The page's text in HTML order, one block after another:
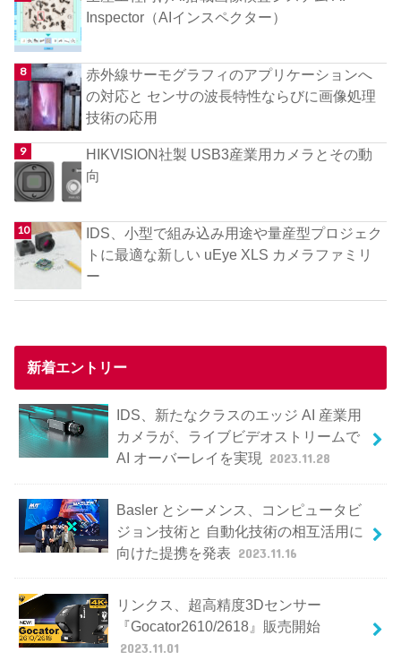
Inspector（AIインスペクター）
赤外線サーモグラフィのアプリケーションへ
の対応と センサの波長特性ならびに画像処理
技術の応用
HIKVISION社製 USB3産業用カメラとその動
向
IDS、小型で組み込み用途や量産型プロジェク
トに最適な新しい uEye XLS カメラファミリ
ー
新着エントリー
IDS、新たなクラスのエッジ AI 産業用
カメラが、ライブビデオストリームで
AI オーバーレイを実現
2023.11.28
Basler とシーメンス、コンピュータビ
ジョン技術と 自動化技術の相互活用に
向けた提携を発表 2023.11.16
リンクス、超高精度3Dセンサー
『Gocator2610/2618』販売開始
2023.11.01